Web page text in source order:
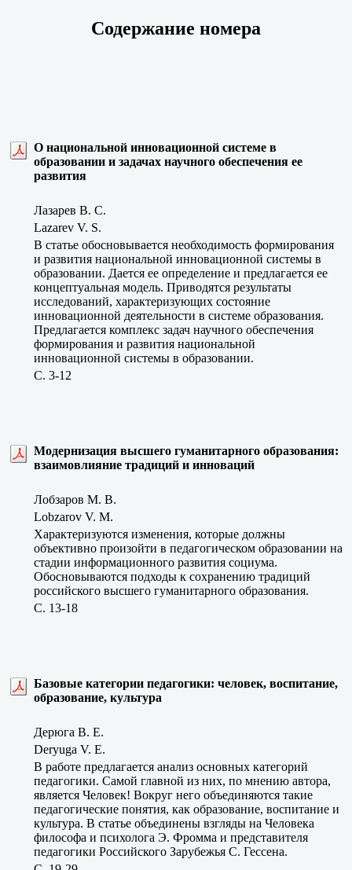
Содержание номера
О национальной инновационной системе в
образовании и задачах научного обеспечения ее
развития
Лазарев В. С.
Lazarev V. S.
В статье обосновывается необходимость формирования
и развития национальной инновационной системы в
образовании. Дается ее определение и предлагается ее
концептуальная модель. Приводятся результаты
исследований, характеризующих состояние
инновационной деятельности в системе образования.
Предлагается комплекс задач научного обеспечения
формирования и развития национальной
инновационной системы в образовании.
C. 3-12
Модернизация высшего гуманитарного образования:
взаимовлияние традиций и инноваций
Лобзаров М. В.
Lobzarov V. M.
Характеризуются изменения, которые должны
объективно произойти в педагогическом образовании на
стадии информационного развития социума.
Обосновываются подходы к сохранению традиций
российского высшего гуманитарного образования.
C. 13-18
Базовые категории педагогики: человек, воспитание,
образование, культура
Дерюга В. Е.
Deryuga V. E.
В работе предлагается анализ основных категорий
педагогики. Самой главной из них, по мнению автора,
является Человек! Вокруг него объединяются такие
педагогические понятия, как образование, воспитание и
культура. В статье объединены взгляды на Человека
философа и психолога Э. Фромма и представителя
педагогики Российского Зарубежья С. Гессена.